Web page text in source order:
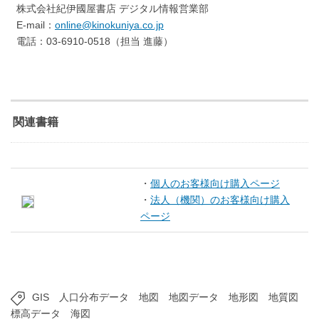
株式会社紀伊國屋書店 デジタル情報営業部
E-mail： online@kinokuniya.co.jp
電話：03-6910-0518（担当 進藤）
関連書籍
・ 個人のお客様向け購入ページ
・ 法人（機関）のお客様向け購入
ページ
GIS 人口分布データ 地図 地図データ 地形図
地質図
標高データ
海図